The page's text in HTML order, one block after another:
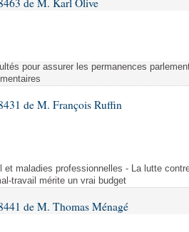
des lois
des lois
de M. Karl Olive
pour assurer les permanences
de M. François Ruffin
et maladies professionnelles - La lutte
travail mérite un vrai budget
de M. Thomas Ménagé